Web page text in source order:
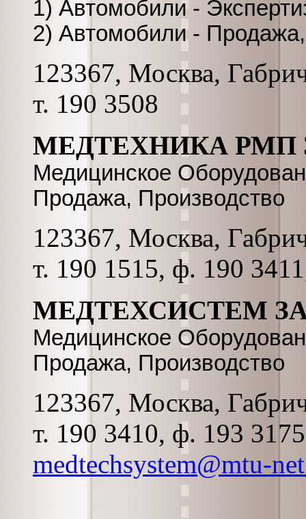
1) Автомобили -
2) Автомобили -
123367, Москва,
т. 190 3508
МЕДТЕХНИКА РМП
Медицинское
Продажа, Производство
123367, Москва,
т. 190 1515, ф. 190
МЕДТЕХСИСТЕМ
Медицинское
Продажа, Производство
123367, Москва,
т. 190 3410, ф. 193
medtechsystem@mtu-